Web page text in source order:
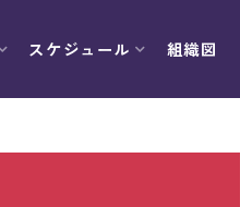
スケジュール 組織図